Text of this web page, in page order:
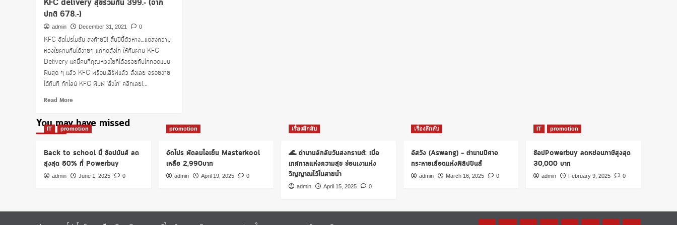
KFC delivery สุขร่วมกัน 399.- (จาก
ปกติ 678.-)
admin December 31, 2021 0
KFC จัดโปรโมชั่น ส่งท้ายปี! สิ้นปีนี้ตัวห่าง…แต่ส่งความ
ห่วงใยผ่านกันได้ง่ายๆ แค่กดสั่งไก่ ให้กันผ่าน KFC
Delivery แค่นี้คนที่คุณห่วงใยก็ได้อร่อยกับไก่ทอดแบบ
ฟินสุด ๆ แล้ว KFC พร้อมเสิร์ฟแล้ว สั่งเลย อร่อยง่าย
ได้ทันที ทักไลน์ KFC พิมพ์ 'สั่งไก่' คลิกเลย!...
Read More
about
KFC
399.-
(จาก
ปกติ
You may have missed
IT promotion
Back to school นี้ ช้อปมันส์ ลด
สูงสุด 50% ที่ Powerbuy
admin June 1, 2025 0
promotion
จัดโปร พัดลมไอเย็น Masterkool
เหลือ 2,990บาท
admin April 19, 2025 0
เรื่องลึกลับ
🌊 ตำนานลึกลับวันสงกรานต์: เมื่อ
เทศกาลแห่งความสุข ซ่อนเงาแห่ง
วิญญาณไว้ในสายน้ำ
admin April 15, 2025 0
เรื่องลึกลับ
อัสวัง (Aswang) – ตำนานปีศาจ
กระหายเลือดแห่งฟิลิปปินส์
admin March 16, 2025 0
IT promotion
ช้อปPowerbuy ลดหย่อนภาษีสูงสุด
30,000 บาท
admin February 9, 2025 0